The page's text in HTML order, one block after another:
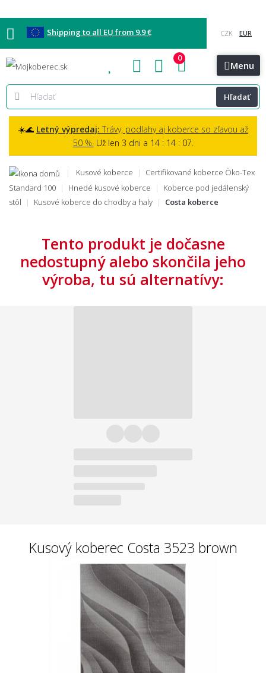
Shipping to all EU from 9.9 €
Blog Kontakt Menu
Hľadať
0
☀️🌊 Letný výpredaj: Trávy, podlahy aj koberce so zľavou až
50 %. Už len 3 dni a 14 : 14 : 06.
Kusové koberce
Certifikované koberce Öko-Tex
Standard 100
Hnedé kusové koberce
Koberce pod jedálenský
stôl
Kusové koberce do chodby a haly Costa koberce
Tento produkt je dočasne
nedostupný alebo skončila jeho
výroba, tu sú alternatívy:
Kusový koberec Costa 3523 brown